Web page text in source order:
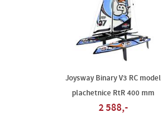
Joysway Binary V3 RC model
plachetnice RtR 400 mm
2 588,-